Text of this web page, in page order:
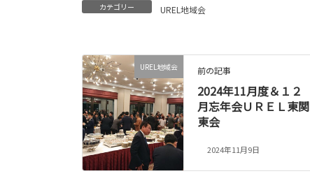
カテゴリー UREL地域会
UREL地域会 前の記事
2024年11月度＆１２
月忘年会ＵＲＥＬ東関
東会
2024年11月9日